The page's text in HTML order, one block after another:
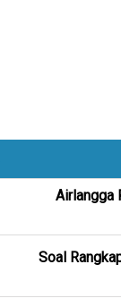
Airlangga
Soal